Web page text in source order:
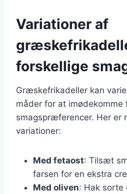
Variationer af
forskellige
Græskefrikadeller kan
måder for at imødekomme
smagspræferencer. Her er
variationer:
Med fetaost: Tilsæt
farsen for en ekstra
Med oliven: Hak sorte